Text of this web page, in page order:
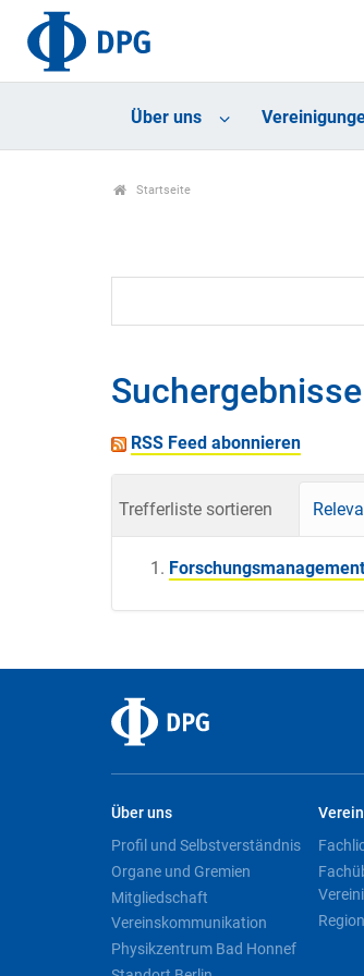
Über uns
Startseite
Suchergebnisse
RSS Feed abonnieren
Trefferliste sortieren
Über uns
Profil und Selbstverständnis
Organe und Gremien
Mitgliedschaft
Vereinskommunikation
Physikzentrum Bad Honnef